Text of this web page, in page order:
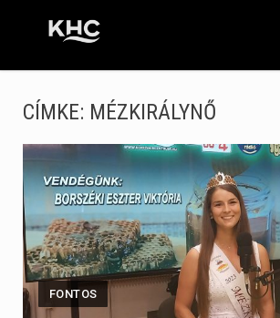
CÍMKE: MÉZKIRÁLYNŐ
FONTOS